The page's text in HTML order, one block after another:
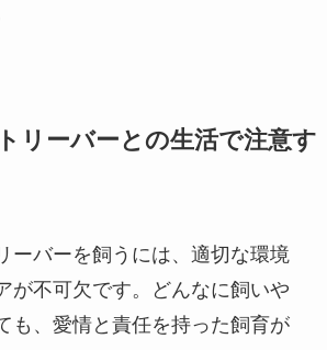
リーバーとの生活で注意す
ーバーを飼うには、適切な環境
が不可欠です。どんなに飼いや
も、愛情と責任を持った飼育が